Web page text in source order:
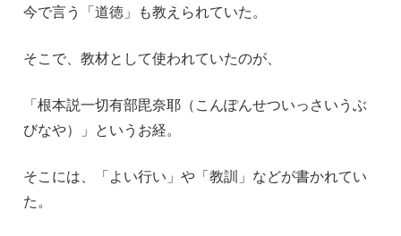
今で言う「道徳」も教えられていた。
そこで、教材として使われていたのが、
「根本説一切有部毘奈耶（こんぽんせついっさいうぶ
びなや）」というお経。
そこには、「よい行い」や「教訓」などが書かれてい
た。